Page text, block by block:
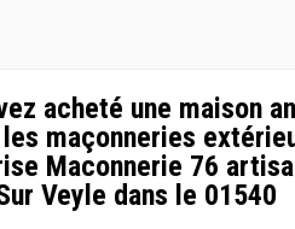
acheté une maison
maçonneries
Maconnerie 76
Veyle dans le 01540